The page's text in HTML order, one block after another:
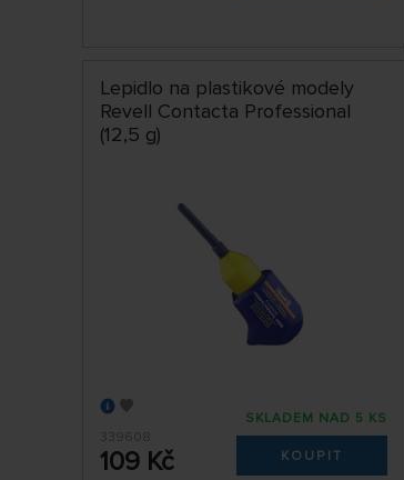
Lepidlo na plastikové modely
Revell Contacta Professional
(12,5 g)
339608
109 Kč
SKLADEM NAD 5 KS
KOUPIT